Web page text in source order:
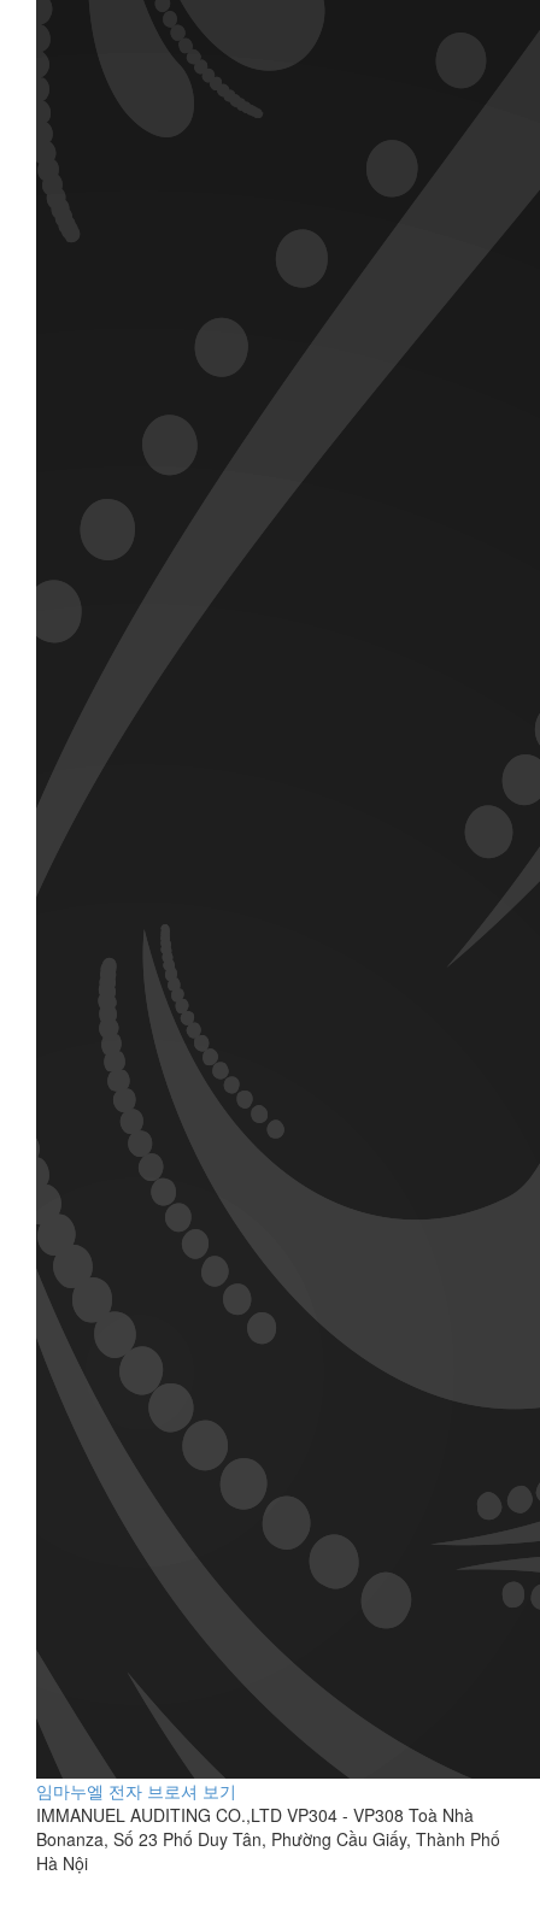
임마누엘 전자 브로셔 보기
IMMANUEL AUDITING CO.,LTD VP304 - VP308 Toà Nhà
Bonanza, Số 23 Phố Duy Tân, Phường Cầu Giấy, Thành Phố
Hà Nội